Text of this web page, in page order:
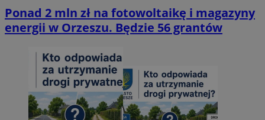
Ponad 2 mln zł na fotowoltaikę i magazyny
energii w Orzeszu. Będzie 56 grantów